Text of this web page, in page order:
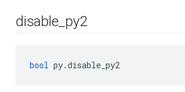
disable py2
bool py.disable_py2